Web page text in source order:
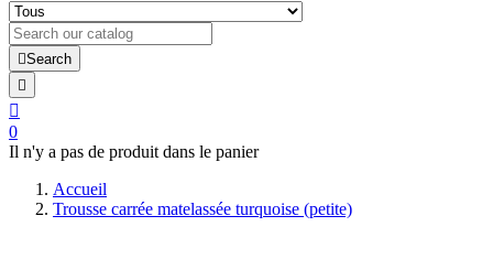
Search


0
Il n'y a pas de produit dans le panier
Accueil
Trousse carrée matelassée turquoise (petite)